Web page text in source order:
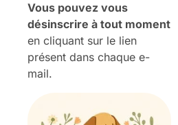
Vous pouvez vous
désinscrire à tout moment
en cliquant sur le lien
présent dans chaque e-
mail.